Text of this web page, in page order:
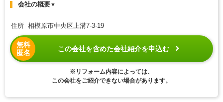
会社の概要▼
住所 相模原市中央区上溝7-3-19
無料
匿名
この会社を含めた会社紹介を申込む
※リフォーム内容によっては、
この会社をご紹介できない場合があります。